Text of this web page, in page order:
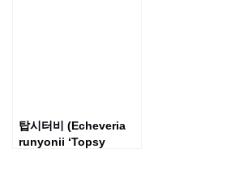
탑시터비 (Echeveria
runyonii ‘Topsy